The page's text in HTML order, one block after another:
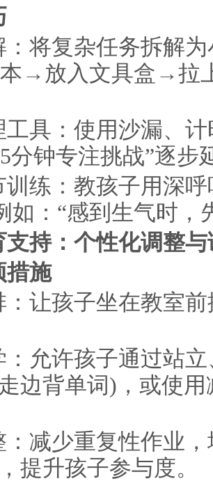
将复杂任务拆解
→放入文具盒→拉
工具：使用沙漏、
分钟专注挑战”逐步
训练：教孩子用深
如：“感到生气时，
支持：个性化调整
措施
：让孩子坐在教室
：允许孩子通过站
边背单词)，或使
：减少重复性作业
提升孩子参与度。